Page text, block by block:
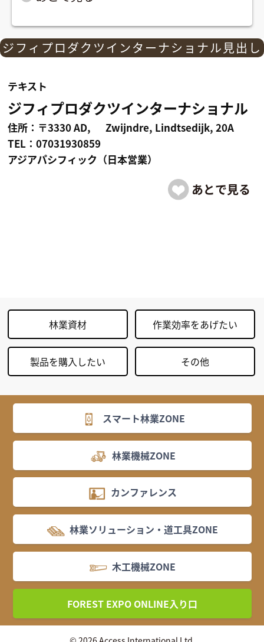
ジフィプロダクツインターナショナル見出し
テキスト
ジフィプロダクツインターナショナル
住所：〒3330 AD, Zwijndre, Lindtsedijk, 20A
TEL：07031930859
アジアパシフィック（日本営業）
林業資材 作業効率をあげたい
製品を購入したい その他
スマート林業ZONE
林業機械ZONE
カンファレンス
林業ソリューション・道工具ZONE
木工機械ZONE
FOREST EXPO ONLINE入り口